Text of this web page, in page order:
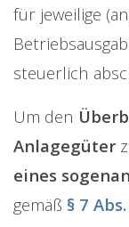
für jeweilige
steuerlich
Um den
Anlagegüter
eines
gemäß § 7